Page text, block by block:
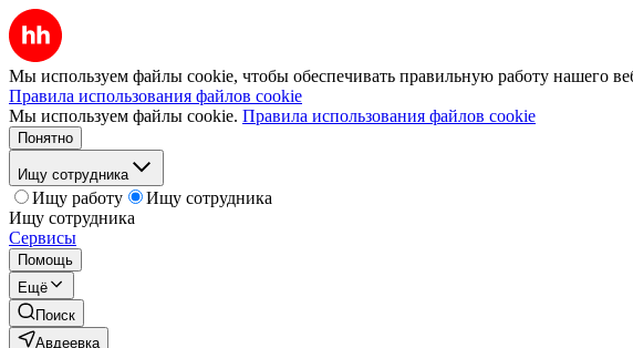
Мы используем файлы cookie, чтобы обеспечивать правильную работу нашего
Правила использования файлов cookie
Мы используем файлы cookie. Правила использования файлов cookie
Понятно
Ищу сотрудника
Ищу работу
Ищу сотрудника
Ищу сотрудника
Сервисы
Помощь
Ещё
Поиск
Авдеевка